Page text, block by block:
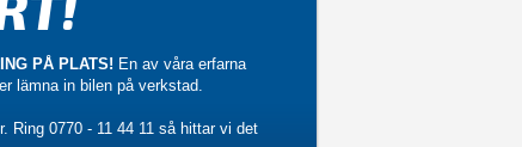
PÅ PLATS! En av våra erfarna
lämna in bilen på verkstad.
Ring 0770 - 11 44 11 så hittar vi det